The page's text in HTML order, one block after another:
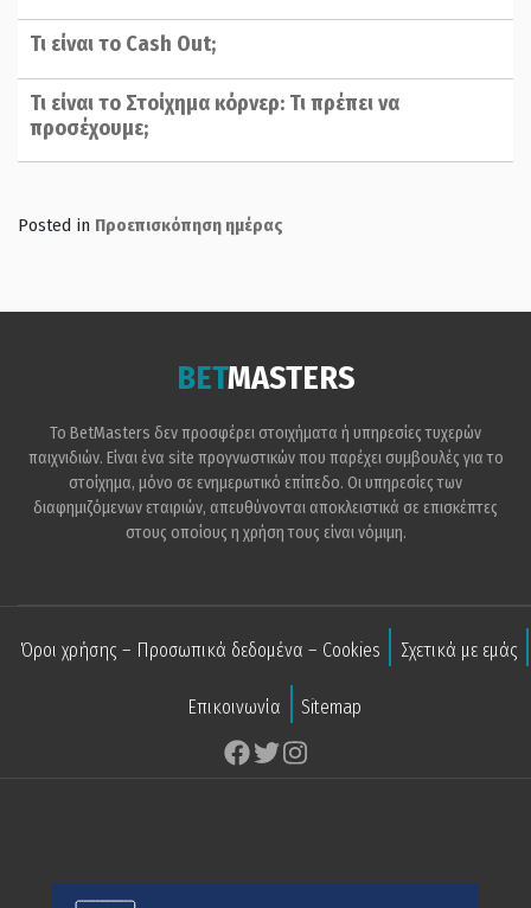
Τι είναι το Cash Out;
Τι είναι το Στοίχημα κόρνερ: Τι πρέπει να
προσέχουμε;
Posted in Προεπισκόπηση ημέρας
BETMASTERS
Το BetMasters δεν προσφέρει στοιχήματα ή υπηρεσίες τυχερών
παιχνιδιών. Είναι ένα site προγνωστικών που παρέχει συμβουλές για το
στοίχημα, μόνο σε ενημερωτικό επίπεδο. Οι υπηρεσίες των
διαφημιζόμενων εταιριών, απευθύνονται αποκλειστικά σε επισκέπτες
στους οποίους η χρήση τους είναι νόμιμη.
Όροι χρήσης – Προσωπικά δεδομένα – Cookies Σχετικά με εμάς
Επικοινωνία Sitemap